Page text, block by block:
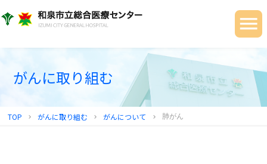
地域連携センター
がんに取り組む
TOP chevron_right がんに取り組む chevron_right がんについて chevron_right 肺がん